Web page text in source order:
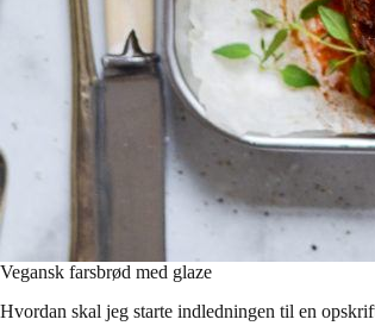
Vegansk farsbrød med glaze
Hvordan skal jeg starte indledningen til en